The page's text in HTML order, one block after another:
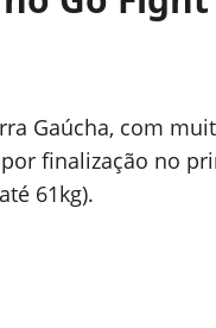
Gaúcha, com
finalização no
61kg).